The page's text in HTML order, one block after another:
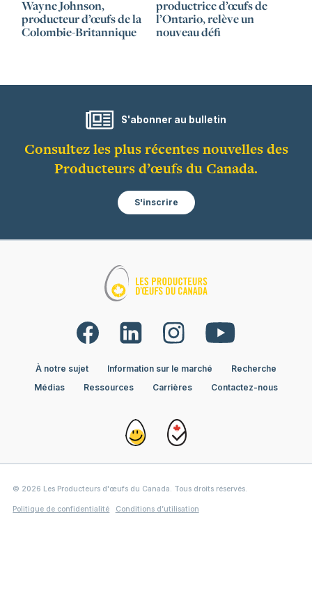
Wayne Johnson,
producteur d’œufs de la
Colombie-Britannique
productrice d’œufs de
l’Ontario, relève un
nouveau défi
S'abonner au bulletin
Consultez les plus récentes nouvelles des
Producteurs d’œufs du Canada.
S'inscrire
À notre sujet Information sur le marché
Recherche
Médias
Ressources Carrières Contactez-nous
© 2026 Les Producteurs d'œufs du Canada. Tous droits réservés.
Politique de confidentialité Conditions d’utilisation